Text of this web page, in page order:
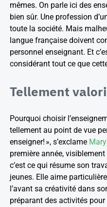
mêmes. On parle ici des
bien sûr. Une profession
toute la société. Mais
langue française doivent
personnel enseignant. Et
considérant tout ce que
Tellement
Pourquoi choisir
tellement au point de vue
enseigner! », s’exclame
première année,
c’est ce qui résume son
jeunes. Elle aime
l’avant sa créativité dans
préparant des activités pour